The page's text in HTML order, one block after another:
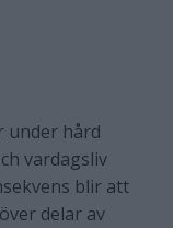
under hård
vardagsliv
blir att
delar av